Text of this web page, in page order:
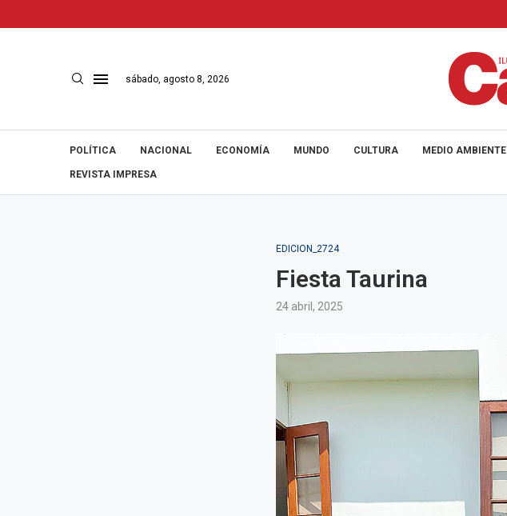
sábado, agosto 8, 2026
POLÍTICA NACIONAL ECONOMÍA MUNDO CULTURA MEDIO AMBIENTE
REVISTA IMPRESA
EDICION_2724
Fiesta Taurina
24 abril, 2025